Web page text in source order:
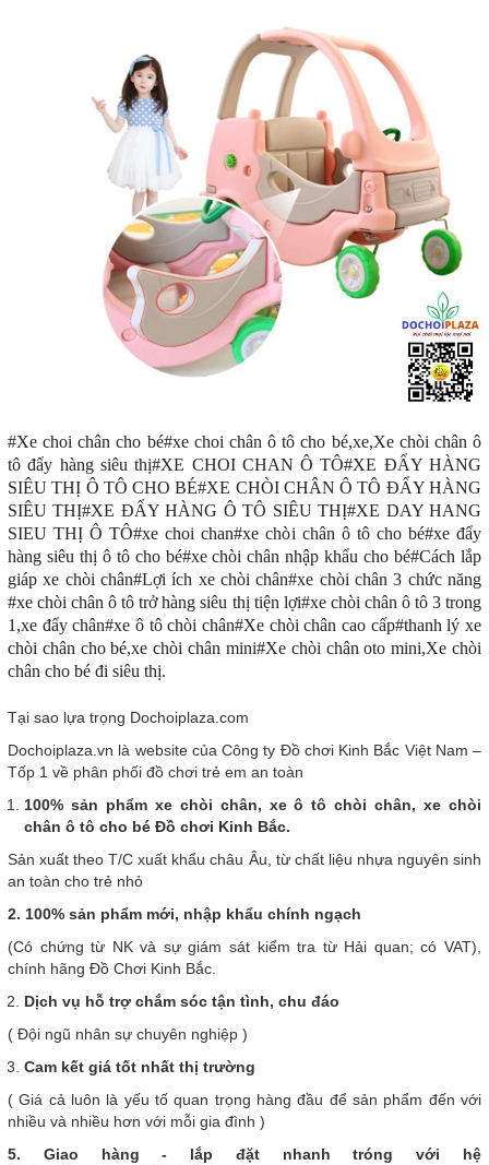
#Xe choi chân cho bé#xe choi chân ô tô cho bé,xe,Xe chòi chân ô
tô đẩy hàng siêu thị#XE CHOI CHAN Ô TÔ#XE ĐẨY HÀNG
SIÊU THỊ Ô TÔ CHO BÉ#XE CHÒI CHÂN Ô TÔ ĐẨY HÀNG
SIÊU THỊ#XE ĐẨY HÀNG Ô TÔ SIÊU THỊ#XE DAY HANG
SIEU THỊ Ô TÔ#xe choi chan#xe chòi chân ô tô cho bé#xe đẩy
hàng siêu thị ô tô cho bé#xe chòi chân nhập khẩu cho bé#Cách lắp
giáp xe chòi chân#Lợi ích xe chòi chân#xe chòi chân 3 chức năng
#xe chòi chân ô tô trở hàng siêu thị tiện lợi#xe chòi chân ô tô 3 trong
1,xe đẩy chân#xe ô tô chòi chân#Xe chòi chân cao cấp#thanh lý xe
chòi chân cho bé,xe chòi chân mini#Xe chòi chân oto mini,Xe chòi
chân cho bé đi siêu thị.
Tại sao lựa trọng Dochoiplaza.com
Dochoiplaza.vn là website của Công ty Đồ chơi Kinh Bắc Việt Nam –
Tốp 1 về phân phối đồ chơi trẻ em an toàn
100% sản phẩm xe chòi chân, xe ô tô chòi chân, xe chòi
chân ô tô cho bé Đồ chơi Kinh Bắc.
Sản xuất theo T/C xuất khẩu châu Âu, từ chất liệu nhựa nguyên sinh
an toàn cho trẻ nhỏ
2. 100% sản phẩm mới, nhập khẩu chính ngạch
(Có chứng từ NK và sự giám sát kiểm tra từ Hải quan; có VAT),
chính hãng Đồ Chơi Kinh Bắc.
Dịch vụ hỗ trợ chắm sóc tận tình, chu đáo
( Đội ngũ nhân sự chuyên nghiệp )
Cam kết giá tốt nhất thị trường
( Giá cả luôn là yếu tố quan trọng hàng đầu để sản phẩm đến với
nhiều và nhiều hơn với mỗi gia đình )
5. Giao hàng - lắp đặt nhanh tróng với hệ